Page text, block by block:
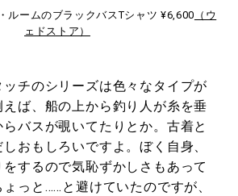
ルームのブラックバスTシャツ ¥6,600 （ウ
ェドストア）
ッチのシリーズは色々なタイプが
えば、船の上から釣り人が糸を垂
バスが覗いてたりとか。古着と
おもしろいですよ。ぼく自身、
するので気恥ずかしさもあって
っと……と避けていたのですが、